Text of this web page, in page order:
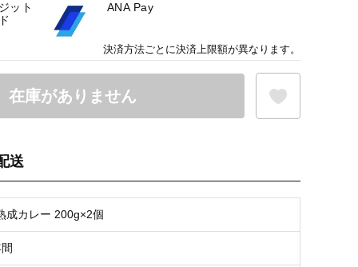
在庫がありません
送
成カレー 200g×2個
ット
ANA Pay
決済方法ごとに決済上限額が異なります。